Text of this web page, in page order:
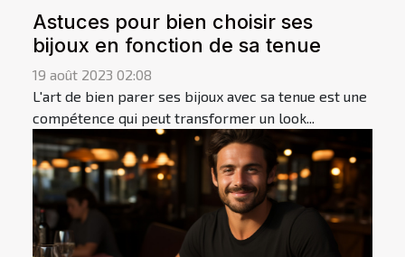
Astuces pour bien choisir ses
bijoux en fonction de sa tenue
19 août 2023 02:08
L'art de bien parer ses bijoux avec sa tenue est une
compétence qui peut transformer un look...